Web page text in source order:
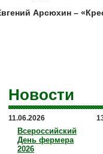
Арсюхин –
Новости
11.06.2026
Всероссийский
День фермера
2026